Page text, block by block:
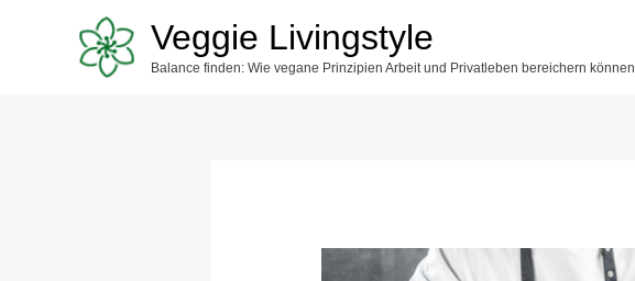
Veggie Livingstyle
Balance finden: Wie vegane Prinzipien Arbeit und Privatleben bereichern können